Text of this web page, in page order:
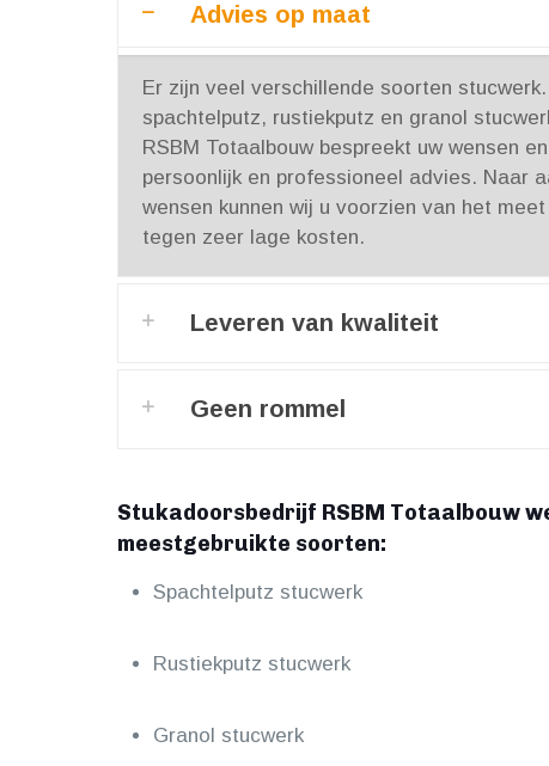
Advies op maat
Er zijn veel verschillende soorten
spachtelputz, rustiekputz en granol
RSBM Totaalbouw bespreekt uw wensen
persoonlijk en professioneel advies. Naar
wensen kunnen wij u voorzien van het
tegen zeer lage kosten.
Leveren van kwaliteit
Geen rommel
Stukadoorsbedrijf RSBM Totaalbouw
meestgebruikte soorten:
Spachtelputz stucwerk
Rustiekputz stucwerk
Granol stucwerk